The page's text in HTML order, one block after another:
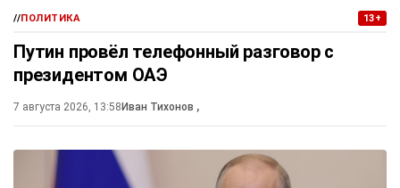
//ПОЛИТИКА 13+
Путин провёл телефонный разговор с
президентом ОАЭ
7 августа 2026, 13:58 Иван Тихонов ,